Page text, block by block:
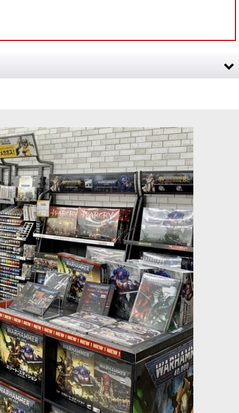
[10005]
[TTC：シャドウ] ワイバーン・グリーン[10013
880円(税込)